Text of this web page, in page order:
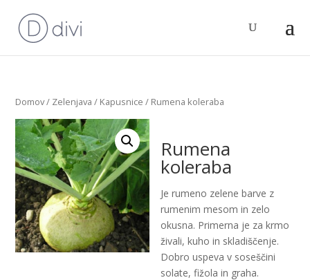
Domov/ Zelenjava / Kapusnice / Rumena koleraba
Rumena
koleraba
Je rumeno zelene barve z
rumenim mesom in zelo
okusna. Primerna je za krmo
živali, kuho in skladiščenje.
Dobro uspeva v soseščini
solate, fižola in graha.